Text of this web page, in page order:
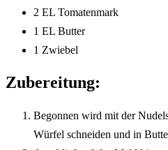
2 EL Tomatenmark
1 EL Butter
1 Zwiebel
Zubereitung:
Begonnen wird mit der
Würfel schneiden und in